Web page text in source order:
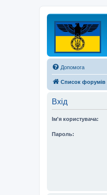
Допомога
Список форумів
Вхід
Ім'я користувача:
Пароль: